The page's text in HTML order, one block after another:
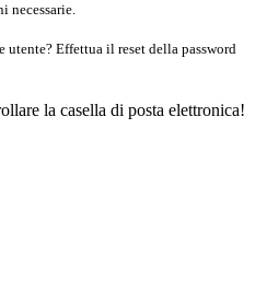
necessarie.
utente? Effettua il reset della password
la casella di posta elettronica!